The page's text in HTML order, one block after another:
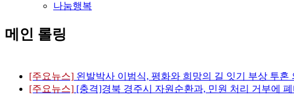
나눔행복
메인 롤링
[주요뉴스] 왼발박사 이범식, 평화와 희망의 길 잇기 부상 투혼
[주요뉴스] [충격]경북 경주시 자원순환과, 민원 처리 거부에